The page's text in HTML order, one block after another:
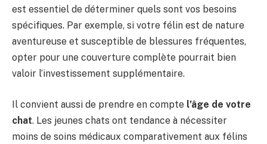
est essentiel de déterminer quels sont vos besoins
spécifiques. Par exemple, si votre félin est de nature
aventureuse et susceptible de blessures fréquentes,
opter pour une couverture complète pourrait bien
valoir l’investissement supplémentaire.
Il convient aussi de prendre en compte l’âge de votre
chat. Les jeunes chats ont tendance à nécessiter
moins de soins médicaux comparativement aux félins